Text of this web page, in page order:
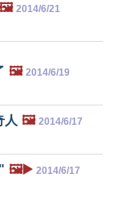
🖼️ 2014/6/21
🖼️ 2014/6/19
人 🖼️ 2014/6/17
🖼️▶️ 2014/6/17